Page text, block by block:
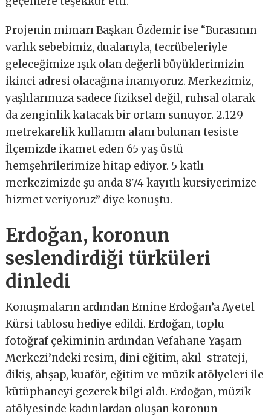
Projenin mimarı Başkan Özdemir ise “Burasının
varlık sebebimiz, dualarıyla, tecrübeleriyle
geleceğimize ışık olan değerli büyüklerimizin
ikinci adresi olacağına inanıyoruz. Merkezimiz,
yaşlılarımıza sadece fiziksel değil, ruhsal olarak
da zenginlik katacak bir ortam sunuyor. 2.129
metrekarelik kullanım alanı bulunan tesiste
İlçemizde ikamet eden 65 yaş üstü
hemşehrilerimize hitap ediyor. 5 katlı
merkezimizde şu anda 874 kayıtlı kursiyerimize
hizmet veriyoruz” diye konuştu.
Erdoğan, koronun
seslendirdiği türküleri
dinledi
Konuşmaların ardından Emine Erdoğan’a Ayetel
Kürsi tablosu hediye edildi. Erdoğan, toplu
fotoğraf çekiminin ardından Vefahane Yaşam
Merkezi’ndeki resim, dini eğitim, akıl-strateji,
dikiş, ahşap, kuaför, eğitim ve müzik atölyeleri ile
kütüphaneyi gezerek bilgi aldı. Erdoğan, müzik
atölyesinde kadınlardan oluşan koronun